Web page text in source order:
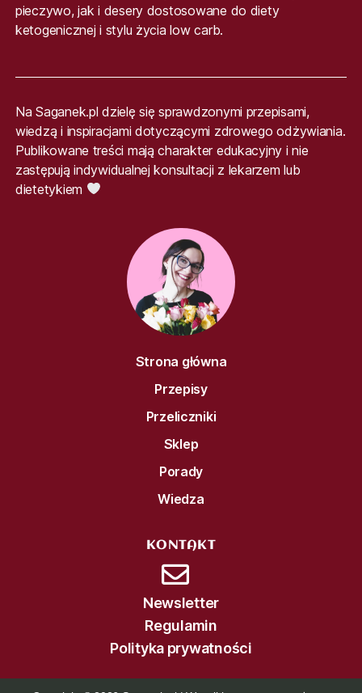
pieczywo, jak i desery dostosowane do diety
ketogenicznej i stylu życia low carb.
Na Saganek.pl dzielę się sprawdzonymi przepisami,
wiedzą i inspiracjami dotyczącymi zdrowego odżywiania.
Publikowane treści mają charakter edukacyjny i nie
zastępują indywidualnej konsultacji z lekarzem lub
dietetykiem
Strona główna
Przepisy
Przeliczniki
Sklep
Porady
Wiedza
KONTAKT
Newsletter
Regulamin
Polityka prywatności